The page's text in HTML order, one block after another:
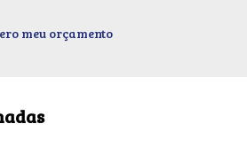
meu orçamento